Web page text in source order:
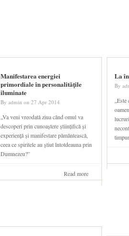
Manifestarea energiei
primordiale în personalităţile
iluminate
By admin on 27 Apr 2014
„Va veni vreodată ziua când omul va
descoperi prin cunoaștere științifică și
experiență și manifestare pământească,
ceea ce spiritele au știut întotdeauna prin
Dumnezeu?”
Read moreabout
Manifestarea
La
By